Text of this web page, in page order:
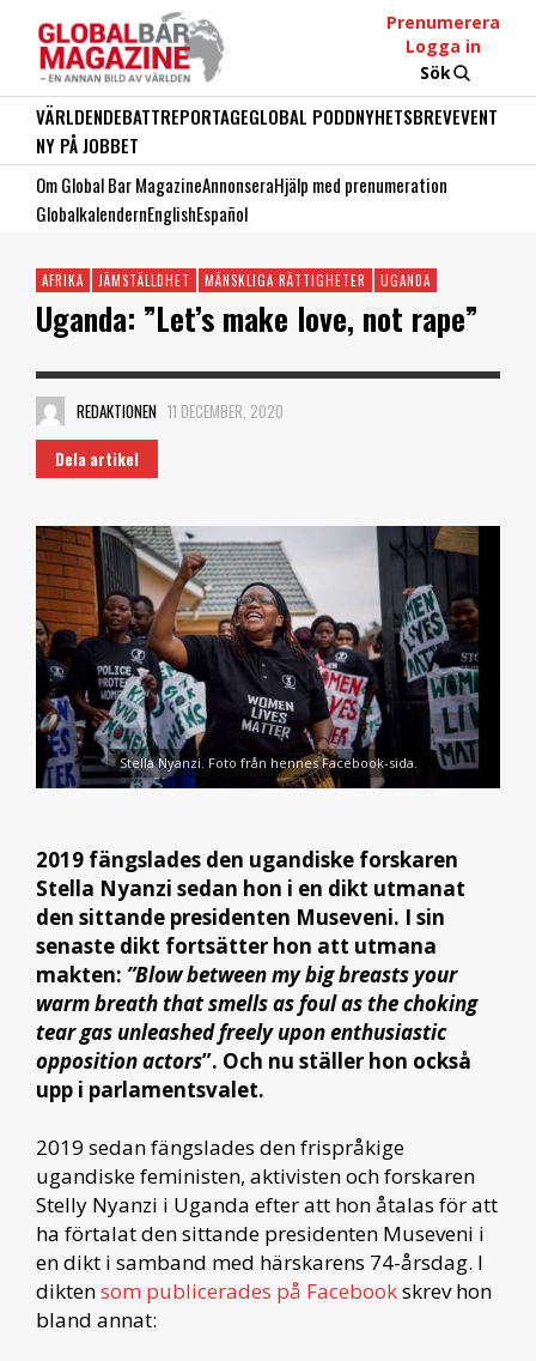
Prenumerera
Logga in
Sök
VÄRLDENDEBATTREPORTAGEGLOBAL PODDNYHETSBREVEVENT
NY PÅ JOBBET
Om Global Bar MagazineAnnonseraHjälp med prenumeration
GlobalkalendernEnglishEspañol
AFRIKA JÄMSTÄLLDHET MÄNSKLIGA RÄTTIGHETER UGANDA
Uganda: ”Let’s make love, not rape”
REDAKTIONEN 11 DECEMBER, 2020
Dela artikel
Stella Nyanzi. Foto från hennes Facebook-sida.
2019 fängslades den ugandiske forskaren
Stella Nyanzi sedan hon i en dikt utmanat
den sittande presidenten Museveni. I sin
senaste dikt fortsätter hon att utmana
makten: ”Blow between my big breasts your
warm breath that smells as foul as the choking
tear gas unleashed freely upon enthusiastic
opposition actors”. Och nu ställer hon också
upp i parlamentsvalet.
2019 sedan fängslades den frispråkige
ugandiske feministen, aktivisten och forskaren
Stelly Nyanzi i Uganda efter att hon åtalas för att
ha förtalat den sittande presidenten Museveni i
en dikt i samband med härskarens 74-årsdag. I
diktensom publicerades på Facebookskrev hon
bland annat: